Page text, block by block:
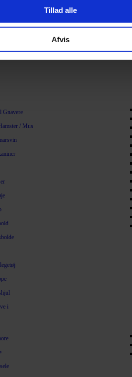
Tillad alle
Afvis
Gnavere
/ Mus
i